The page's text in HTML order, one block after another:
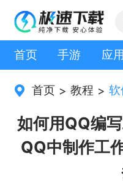
首页 手游 应用
首页 > 教程 >
如何用QQ编
QQ中制作工